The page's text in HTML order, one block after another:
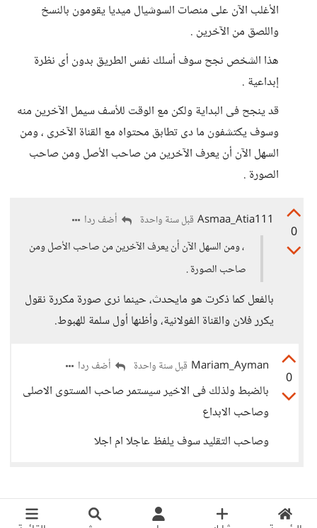
الأغلب الآن على منصات السوشيال ميديا يقومون بالنسخ
واللصق من الآخرين .
هذا الشخص نجح سوف أسلك نفس الطريق بدون أى نظرة
إبداعية .
قد ينجح فى البداية ولكن مع الوقت للأسف سيمل الآخرين منه
وسوف يكتشفون ما دى تطابق محتواه مع القناة الآخرى ، ومن
السهل الآن أن يعرف الآخرين من صاحب الأصل ومن صاحب
الصورة .
0
Asmaa_Atia111 قبل سنة واحدة
أضف ردا
، ومن السهل الآن أن يعرف الآخرين من صاحب الأصل ومن
صاحب الصورة .
بالفعل كما ذكرت هو مايحدث، حينما نرى صورة مكررة نقول
يكرر فلان والقناة الفولانية، وأظنها أول سلمة للهبوط.
0
Mariam_Ayman قبل سنة واحدة أضف ردا
بالضبط ولذلك فى الاخير سيستمر صاحب المستوى الاصلى
وصاحب الابداع
وصاحب التقليد سوف يلفظ عاجلا ام اجلا